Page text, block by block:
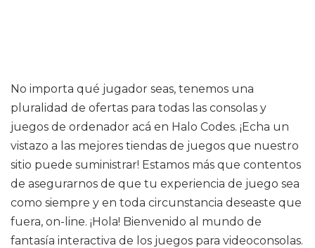
No importa qué jugador seas, tenemos una
pluralidad de ofertas para todas las consolas y
juegos de ordenador acá en Halo Codes. ¡Echa un
vistazo a las mejores tiendas de juegos que nuestro
sitio puede suministrar! Estamos más que contentos
de asegurarnos de que tu experiencia de juego sea
como siempre y en toda circunstancia deseaste que
fuera, on-line. ¡Hola! Bienvenido al mundo de
fantasía interactiva de los juegos para videoconsolas.